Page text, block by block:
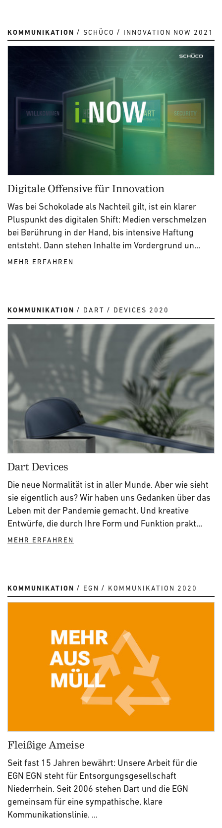
KOMMUNIKATION SCHÜCO INNOVATION NOW 2021
Digitale Offensive für Innovation
Was bei Schokolade als Nachteil gilt, ist ein klarer
Pluspunkt des digitalen Shift: Medien verschmelzen
bei Berührung in der Hand, bis intensive Haftung
entsteht. Dann stehen Inhalte im Vordergrund un...
MEHR ERFAHREN
KOMMUNIKATION DART DEVICES 2020
Dart Devices
Die neue Normalität ist in aller Munde. Aber wie sieht
sie eigentlich aus? Wir haben uns Gedanken über das
Leben mit der Pandemie gemacht. Und kreative
Entwürfe, die durch Ihre Form und Funktion prakt...
MEHR ERFAHREN
KOMMUNIKATION EGN KOMMUNIKATION 2020
Fleißige Ameise
Seit fast 15 Jahren bewährt: Unsere Arbeit für die
EGN EGN steht für Entsorgungsgesellschaft
Niederrhein. Seit 2006 stehen Dart und die EGN
gemeinsam für eine sympathische, klare
Kommunikationslinie. ...